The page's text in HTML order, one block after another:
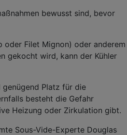
bewusst sind, bevor
oder Filet Mignon) oder anderem
gekocht wird, kann der Kühler
Platz für die
besteht die Gefahr
Heizung oder Zirkulation gibt.
Sous-Vide-Experte Douglas